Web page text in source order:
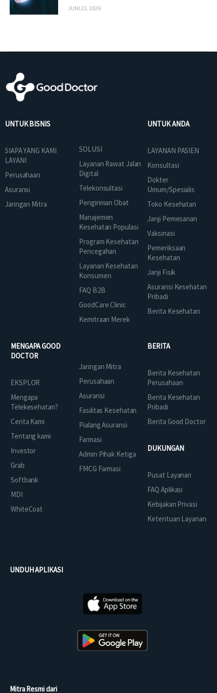
JUNI 23, 2026
UNTUK BISNIS
SIAPA YANG KAMI
LAYANI
Perusahaan
Asuransi
Jaringan Mitra
SOLUSI
Layanan Rawat Jalan
Digital
Telekonsultasi
Pengiriman Obat
Manajemen
Kesehatan Populasi
Program Kesehatan
Pencegahan
Layanan Kesehatan
Konsumen
FAQ B2B
GoodCare Clinic
Kemitraan Merek
UNTUK ANDA
LAYANAN PASIEN
Konsultasi
Dokter
Umum/Spesialis
Toko Kesehatan
Janji Pemesanan
Vaksinasi
Pemeriksaan
Kesehatan
Janji Fisik
Asuransi Kesehatan
Pribadi
Berita Kesehatan
MENGAPA GOOD
DOCTOR
EKSPLOR
Mengapa
Telekesehatan?
Cerita Kami
Tentang kami
Investor
Grab
Softbank
MDI
WhiteCoat
Jaringan Mitra
Perusahaan
Asuransi
Fasilitas Kesehatan
Pialang Asuransi
Farmasi
Admin Pihak Ketiga
FMCG Farmasi
BERITA
Berita Kesehatan
Perusahaan
Berita Kesehatan
Pribadi
Berita Good Doctor
DUKUNGAN
Pusat Layanan
FAQ Aplikasi
Kebijakan Privasi
Ketentuan Layanan
UNDUH APLIKASI
Mitra Resmi dari